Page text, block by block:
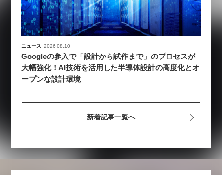
ニュース 2026.08.10
Googleの参入で「設計から試作まで」のプロセスが
大幅強化！AI技術を活用した半導体設計の高度化とオ
ープンな設計環境
新着記事一覧へ